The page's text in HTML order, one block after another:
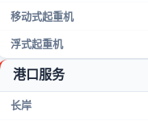
移动式起重机
浮式起重机
港口服务
长岸